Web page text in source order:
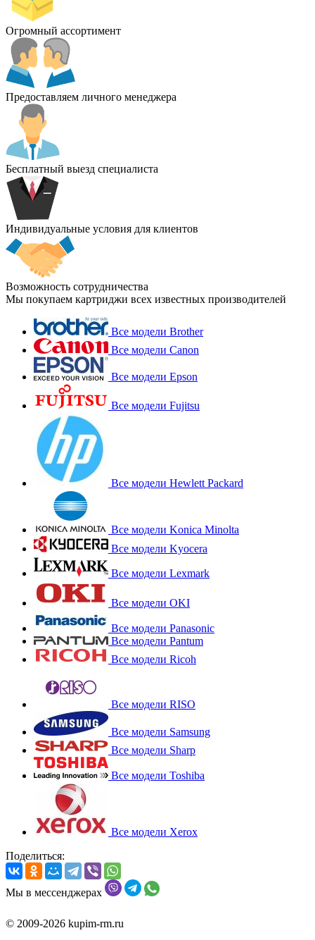
Огромный ассортимент
Предоставляем личного менеджера
Бесплатный выезд специалиста
Индивидуальные условия для клиентов
Возможность сотрудничества
Мы покупаем картриджи всех известных производителей
Все модели Brother
Все модели Canon
Все модели Epson
Все модели Fujitsu
Все модели Hewlett Packard
Все модели Konica Minolta
Все модели Kyocera
Все модели Lexmark
Все модели OKI
Все модели Panasonic
Все модели Pantum
Все модели Ricoh
Все модели RISO
Все модели Samsung
Все модели Sharp
Все модели Toshiba
Все модели Xerox
Поделиться:
Мы в мессенджерах
© 2009-2026 kupim-rm.ru